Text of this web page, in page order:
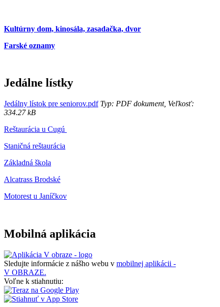
Kultúrny dom, kinosála, zasadačka, dvor
Farské oznamy
Jedálne lístky
Jedálny lístok pre seniorov.pdfTyp: PDF dokument, Veľkosť:
334.27 kB
Reštaurácia u Cugú
Staničná reštaurácia
Základná škola
Alcatrass Brodské
Motorest u Janíčkov
Mobilná aplikácia
Sledujte informácie z nášho webu v mobilnej aplikácii -
V OBRAZE.
Voľne k stiahnutiu: